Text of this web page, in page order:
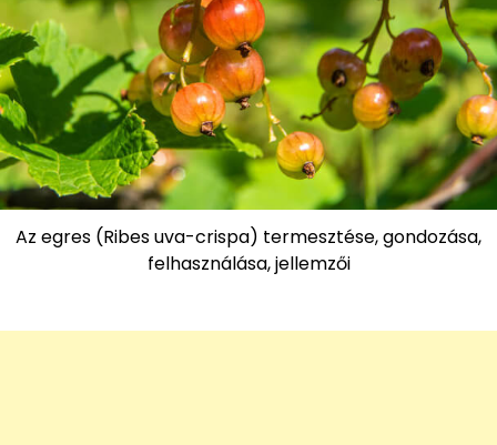
Az egres (Ribes uva-crispa) termesztése, gondozása,
felhasználása, jellemzői